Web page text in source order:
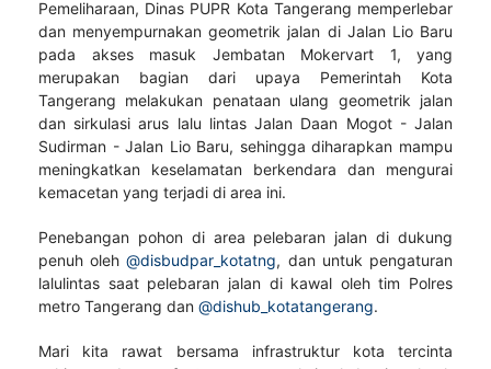
Pemeliharaan, Dinas PUPR Kota Tangerang memperlebar
dan menyempurnakan geometrik jalan di Jalan Lio Baru
pada akses masuk Jembatan Mokervart 1, yang
merupakan bagian dari upaya Pemerintah Kota
Tangerang melakukan penataan ulang geometrik jalan
dan sirkulasi arus lalu lintas Jalan Daan Mogot - Jalan
Sudirman - Jalan Lio Baru, sehingga diharapkan mampu
meningkatkan keselamatan berkendara dan mengurai
kemacetan yang terjadi di area ini.
Penebangan pohon di area pelebaran jalan di dukung
penuh oleh@disbudpar_kotatng, dan untuk pengaturan
lalulintas saat pelebaran jalan di kawal oleh tim Polres
metro Tangerang dan @dishub_kotatangerang.
Mari kita rawat bersama infrastruktur kota tercinta